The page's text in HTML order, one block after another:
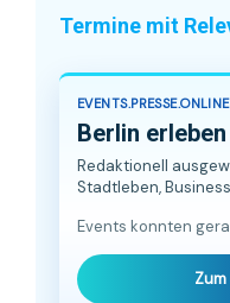
Termine mit
EVENTS.PRESSE.ONLINE
Berlin erleben
Redaktionell
Stadtleben,
Events konnten